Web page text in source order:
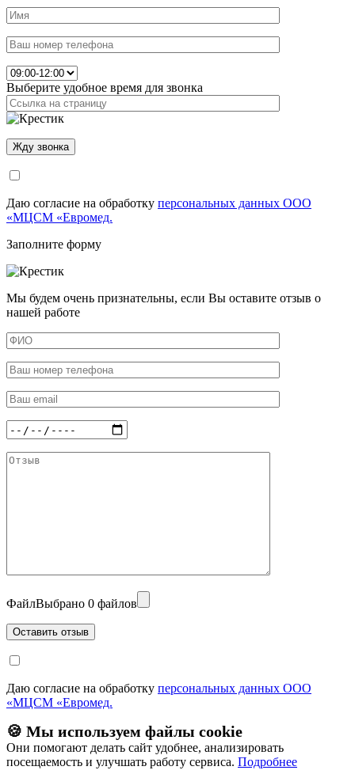
Выберите удобное время для звонка
Даю согласие на обработку персональных данных ООО
«МЦСМ «Евромед.
Заполните форму
Мы будем очень признательны, если Вы оставите отзыв о
нашей работе
ФайлВыбрано 0 файлов
Даю согласие на обработку персональных данных ООО
«МЦСМ «Евромед.
🍪 Мы используем файлы cookie
Они помогают делать сайт удобнее, анализировать
посещаемость и улучшать работу сервиса. Подробнее